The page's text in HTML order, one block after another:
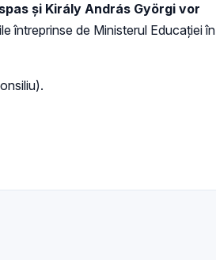
și Király András Györgi vor
întreprinse de Ministerul Educației în